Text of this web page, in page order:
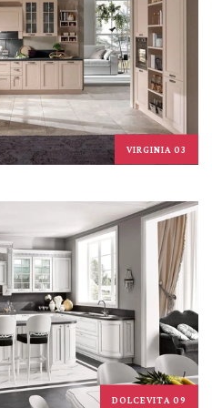
VIRGINIA 03
DOLCEVITA 09